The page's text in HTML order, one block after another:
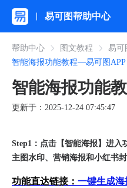
易可图帮助中心
帮助中心 图文教程
易可
智能海报功能教程—易可图APP
智能海报功能
更新于：2025-12-24 07:45:47
Step1：点击【智能海报】进
主图水印、营销海报和小红书封
功能直达链接： 一键生成海